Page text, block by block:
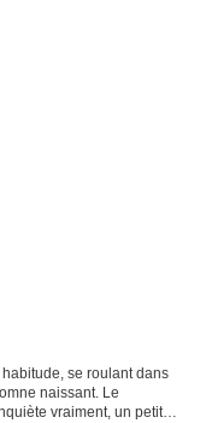
se roulant dans
naissant. Le
vraiment, un petit